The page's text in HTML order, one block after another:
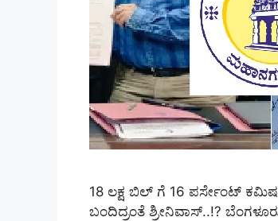
18 ಲಕ್ಷ ಬಿಲ್‌ ಗೆ 16 ಪರ್ಸೇಂಟ್‌
ಬಂದಿದ್ರಂತೆ ಶ್ರೀನಿವಾಸ್..!?‌